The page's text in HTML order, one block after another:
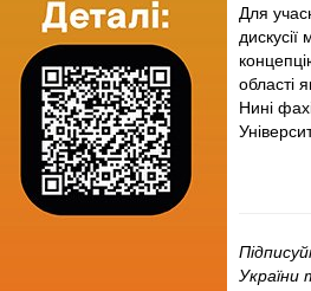
Для
області
Нині
України